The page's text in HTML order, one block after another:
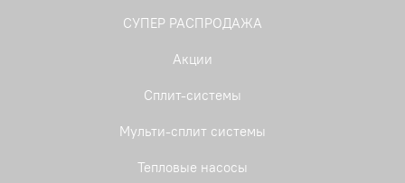
СУПЕР РАСПРОДАЖА
Акции
Сплит-системы
Мульти-сплит системы
Тепловые насосы